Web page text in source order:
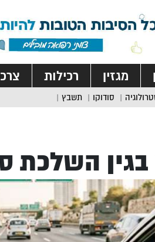
מגזין רכילות
סודוקו תשבץ
השלכת